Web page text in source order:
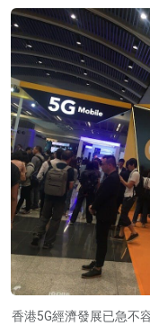
香港5G經濟發展已急不